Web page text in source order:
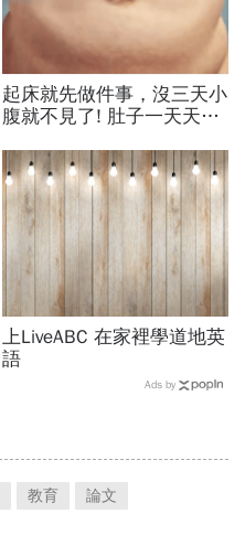
起床就先做件事，沒三天小
腹就不見了! 肚子一天天變
上LiveABC 在家裡學道地英
語
Ads by
教育 論文